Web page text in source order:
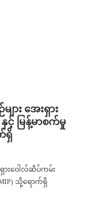
ား အေးရှား
င့် မြန့်မာစက်မှု
ရှိ
ားဝေါလ်ဆိပ်ကမ်း
သို့ရောက်ရှိ